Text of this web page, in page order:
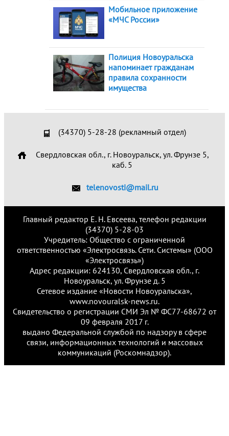
Мобильное приложение
«МЧС России»
Полиция Новоуральска
напоминает гражданам
правила сохранности
имущества
(34370) 5-28-28 (рекламный отдел)
Свердловская обл., г. Новоуральск, ул. Фрунзе 5,
каб. 5
telenovosti@mail.ru
Главный редактор Е. Н. Евсеева, телефон редакции
(34370) 5-28-03
Учредитель: Общество с ограниченной
ответственностью «Электросвязь. Сети. Системы» (ООО
«Электросвязь»)
Адрес редакции: 624130, Свердловская обл., г.
Новоуральск, ул. Фрунзе д. 5
Сетевое издание «Новости Новоуральска»,
www.novouralsk-news.ru.
Свидетельство о регистрации СМИ Эл № ФС77-68672 от
09 февраля 2017 г.
выдано Федеральной службой по надзору в сфере
связи, информационных технологий и массовых
коммуникаций (Роскомнадзор).